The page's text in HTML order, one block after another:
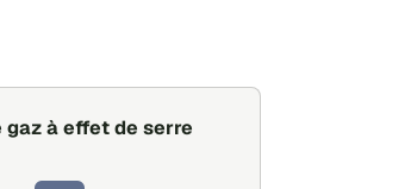
gaz à effet de serre